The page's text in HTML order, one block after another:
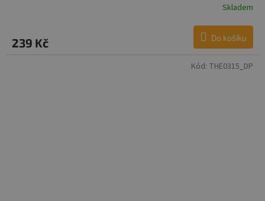
Skladem
239 Kč Do košíku
Kód: THE0315_DP